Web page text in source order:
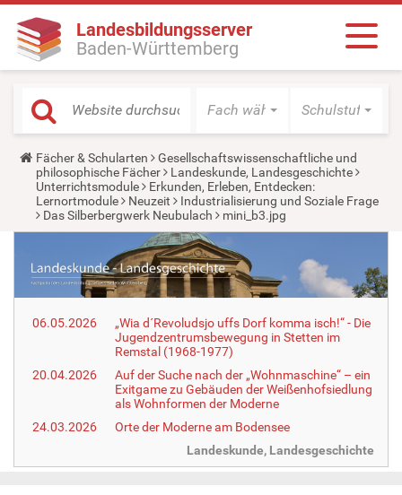
Landesbildungsserver
Baden-Württemberg
Fach wählen Schulstufe
Y
o
u
a
r
e
r
e
:
Fächer & Schularten
Gesellschaftswissenschaftliche und
philosophische Fächer
Landeskunde, Landesgeschichte
Unterrichtsmodule
Erkunden, Erleben, Entdecken:
Lernortmodule
Neuzeit
Industrialisierung und Soziale Frage
Das Silberbergwerk Neubulach
mini_b3.jpg
06.05.2026
„Wia d´Revoludsjo uffs Dorf komma isch!“ - Die
Jugendzentrumsbewegung in Stetten im
Remstal (1968-1977)
20.04.2026
Auf der Suche nach der „Wohnmaschine“ – ein
Exitgame zu Gebäuden der Weißenhofsiedlung
als Wohnformen der Moderne
24.03.2026
Orte der Moderne am Bodensee
Landeskunde, Landesgeschichte